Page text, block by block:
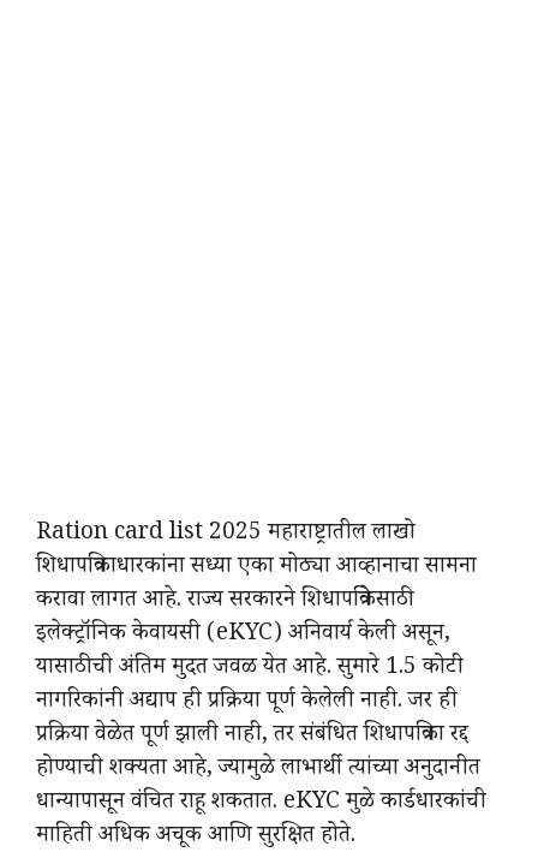
Ration card list 2025 महाराष्ट्रातील लाखो
शिधापत्रिकाधारकांना सध्या एका मोठ्या आव्हानाचा सामना
करावा लागत आहे. राज्य सरकारने शिधापत्रिकेसाठी
इलेक्ट्रॉनिक केवायसी (eKYC) अनिवार्य केली असून,
यासाठीची अंतिम मुदत जवळ येत आहे. सुमारे 1.5 कोटी
नागरिकांनी अद्याप ही प्रक्रिया पूर्ण केलेली नाही. जर ही
प्रक्रिया वेळेत पूर्ण झाली नाही, तर संबंधित शिधापत्रिका रद्द
होण्याची शक्यता आहे, ज्यामुळे लाभार्थी त्यांच्या अनुदानीत
धान्यापासून वंचित राहू शकतात. eKYC मुळे कार्डधारकांची
माहिती अधिक अचूक आणि सुरक्षित होते.